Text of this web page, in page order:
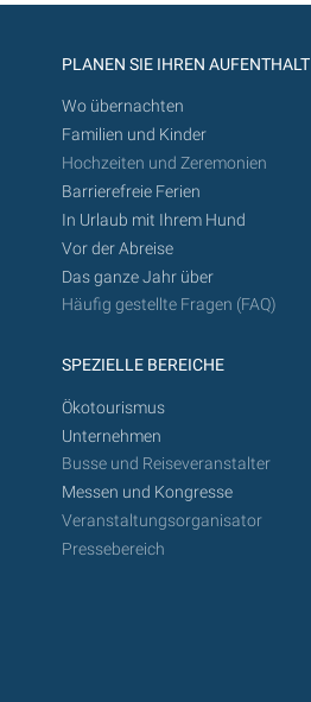
PLANEN SIE IHREN AUFENTHALT
Wo übernachten
Familien und Kinder
Hochzeiten und Zeremonien
Barrierefreie Ferien
In Urlaub mit Ihrem Hund
Vor der Abreise
Das ganze Jahr über
Häufig gestellte Fragen (FAQ)
SPEZIELLE BEREICHE
Ökotourismus
Unternehmen
Busse und Reiseveranstalter
Messen und Kongresse
Veranstaltungsorganisator
Pressebereich